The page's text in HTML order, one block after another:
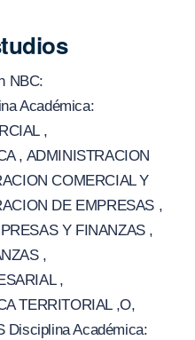
NBC:
Académica:
,
, ADMINISTRACION
COMERCIAL Y
DE EMPRESAS ,
Y FINANZAS ,
,
,
TERRITORIAL ,O,
Disciplina Académica: